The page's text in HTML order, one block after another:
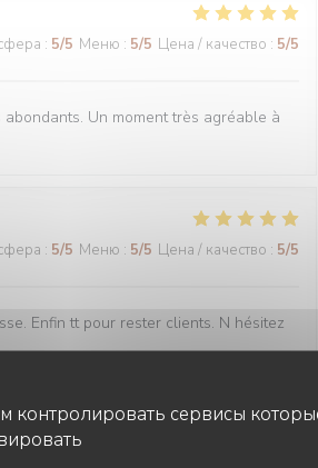
контролировать сервисы
: 5/5 Меню : 5/5 Цена / качество : 5/5
Un moment très agréable à
: 5/5 Меню : 5/5 Цена / качество : 5/5
Enfin tt pour rester clients. N hésitez